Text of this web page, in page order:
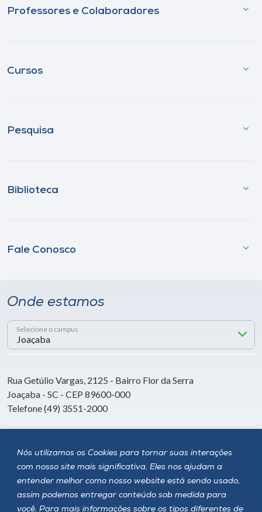
Nós utilizamos os Cookies para tornar suas interações
com nosso site mais significativa. Eles nos ajudam a
entender melhor como nosso website está sendo usado,
assim podemos entregar conteúdo sob medida para
você. Para mais informações sobre os tipos diferentes de
Professores e Colaboradores
Cursos
Pesquisa
Biblioteca
Fale Conosco
Onde estamos
Selecione o campus
Rua Getúlio Vargas, 2125 - Bairro Flor da Serra
Joaçaba - SC - CEP 89600-000
Telefone (49) 3551-2000
Siga a Unoesc